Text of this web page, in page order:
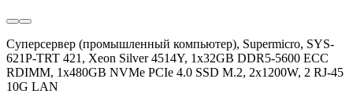
Суперсервер (промышленный компьютер), Supermicro, SYS-
621P-TRT 421, Xeon Silver 4514Y, 1x32GB DDR5-5600 ECC
RDIMM, 1x480GB NVMe PCIe 4.0 SSD M.2, 2x1200W, 2 RJ-45
10G LAN